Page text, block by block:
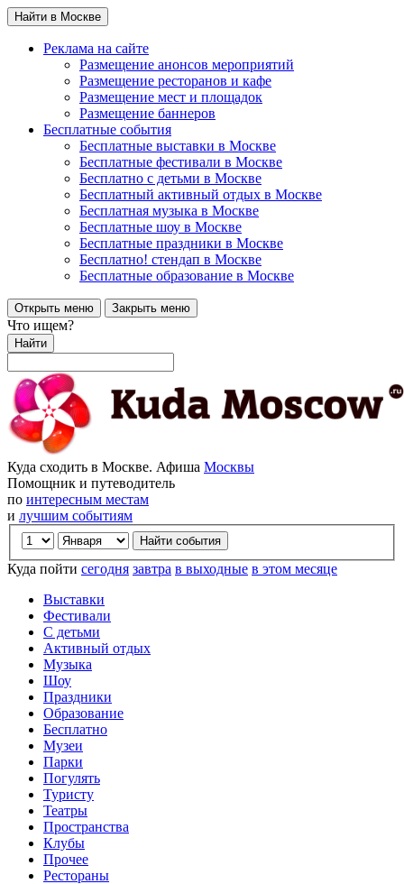
Найти в Москве
Реклама на сайте
Размещение анонсов мероприятий
Размещение ресторанов и кафе
Размещение мест и площадок
Размещение баннеров
Бесплатные события
Бесплатные выставки в Москве
Бесплатные фестивали в Москве
Бесплатно с детьми в Москве
Бесплатный активный отдых в Москве
Бесплатная музыка в Москве
Бесплатные шоу в Москве
Бесплатные праздники в Москве
Бесплатно! стендап в Москве
Бесплатные образование в Москве
Открыть меню Закрыть меню
Что ищем?
Найти
Куда сходить в Москве. Афиша Москвы
Помощник и путеводитель
по интересным местам
и лучшим событиям
Куда пойти сегодня завтра в выходные в этом месяце
Выставки
Фестивали
С детьми
Активный отдых
Музыка
Шоу
Праздники
Образование
Бесплатно
Музеи
Парки
Погулять
Туристу
Театры
Пространства
Клубы
Прочее
Рестораны